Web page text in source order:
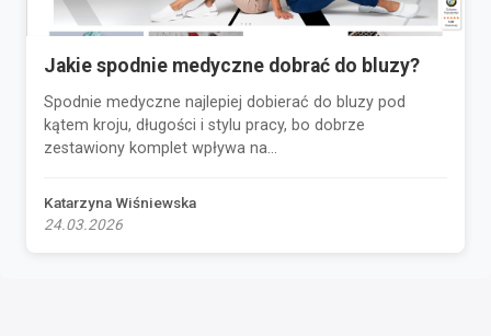
Jakie spodnie medyczne dobrać do bluzy?
Spodnie medyczne najlepiej dobierać do bluzy pod
kątem kroju, długości i stylu pracy, bo dobrze
zestawiony komplet wpływa na...
Katarzyna Wiśniewska
24.03.2026